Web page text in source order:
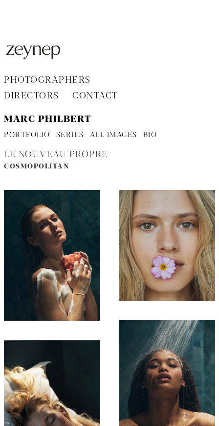
PHOTOGRAPHERS
DIRECTORS
CONTACT
MARC PHILBERT
PORTFOLIO SERIES ALL IMAGES BIO
LE NOUVEAU PROPRE
COSMOPOLITAN